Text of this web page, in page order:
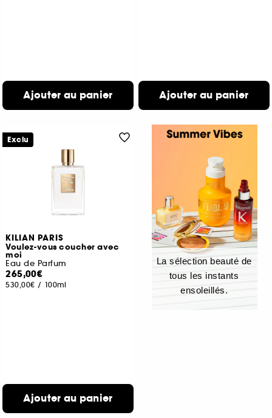
Ajouter au panier Ajouter au panier
KILIAN PARIS
Voulez-vous coucher avec
moi
Eau de Parfum
265,00€
530,00€ / 100ml
Ajouter au panier
Exclu
La sélection beauté de
tous les instants
ensoleillés.